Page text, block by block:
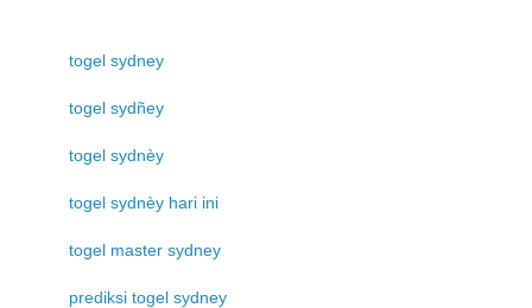
togel sydney
togel sydñey
togel sydnèy
togel sydnèy hari ini
togel master sydney
prediksi togel sydney